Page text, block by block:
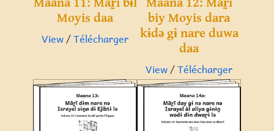
Maana 11: Mãr̰ĩ bɨl
Moyis daa
View /Télécharger
Maana 12: Mãr̰ĩ
biy Moyis dara
kɨdə gɨ nare duwa
daa
View /Télécharger